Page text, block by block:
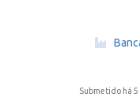
Submetido há 5